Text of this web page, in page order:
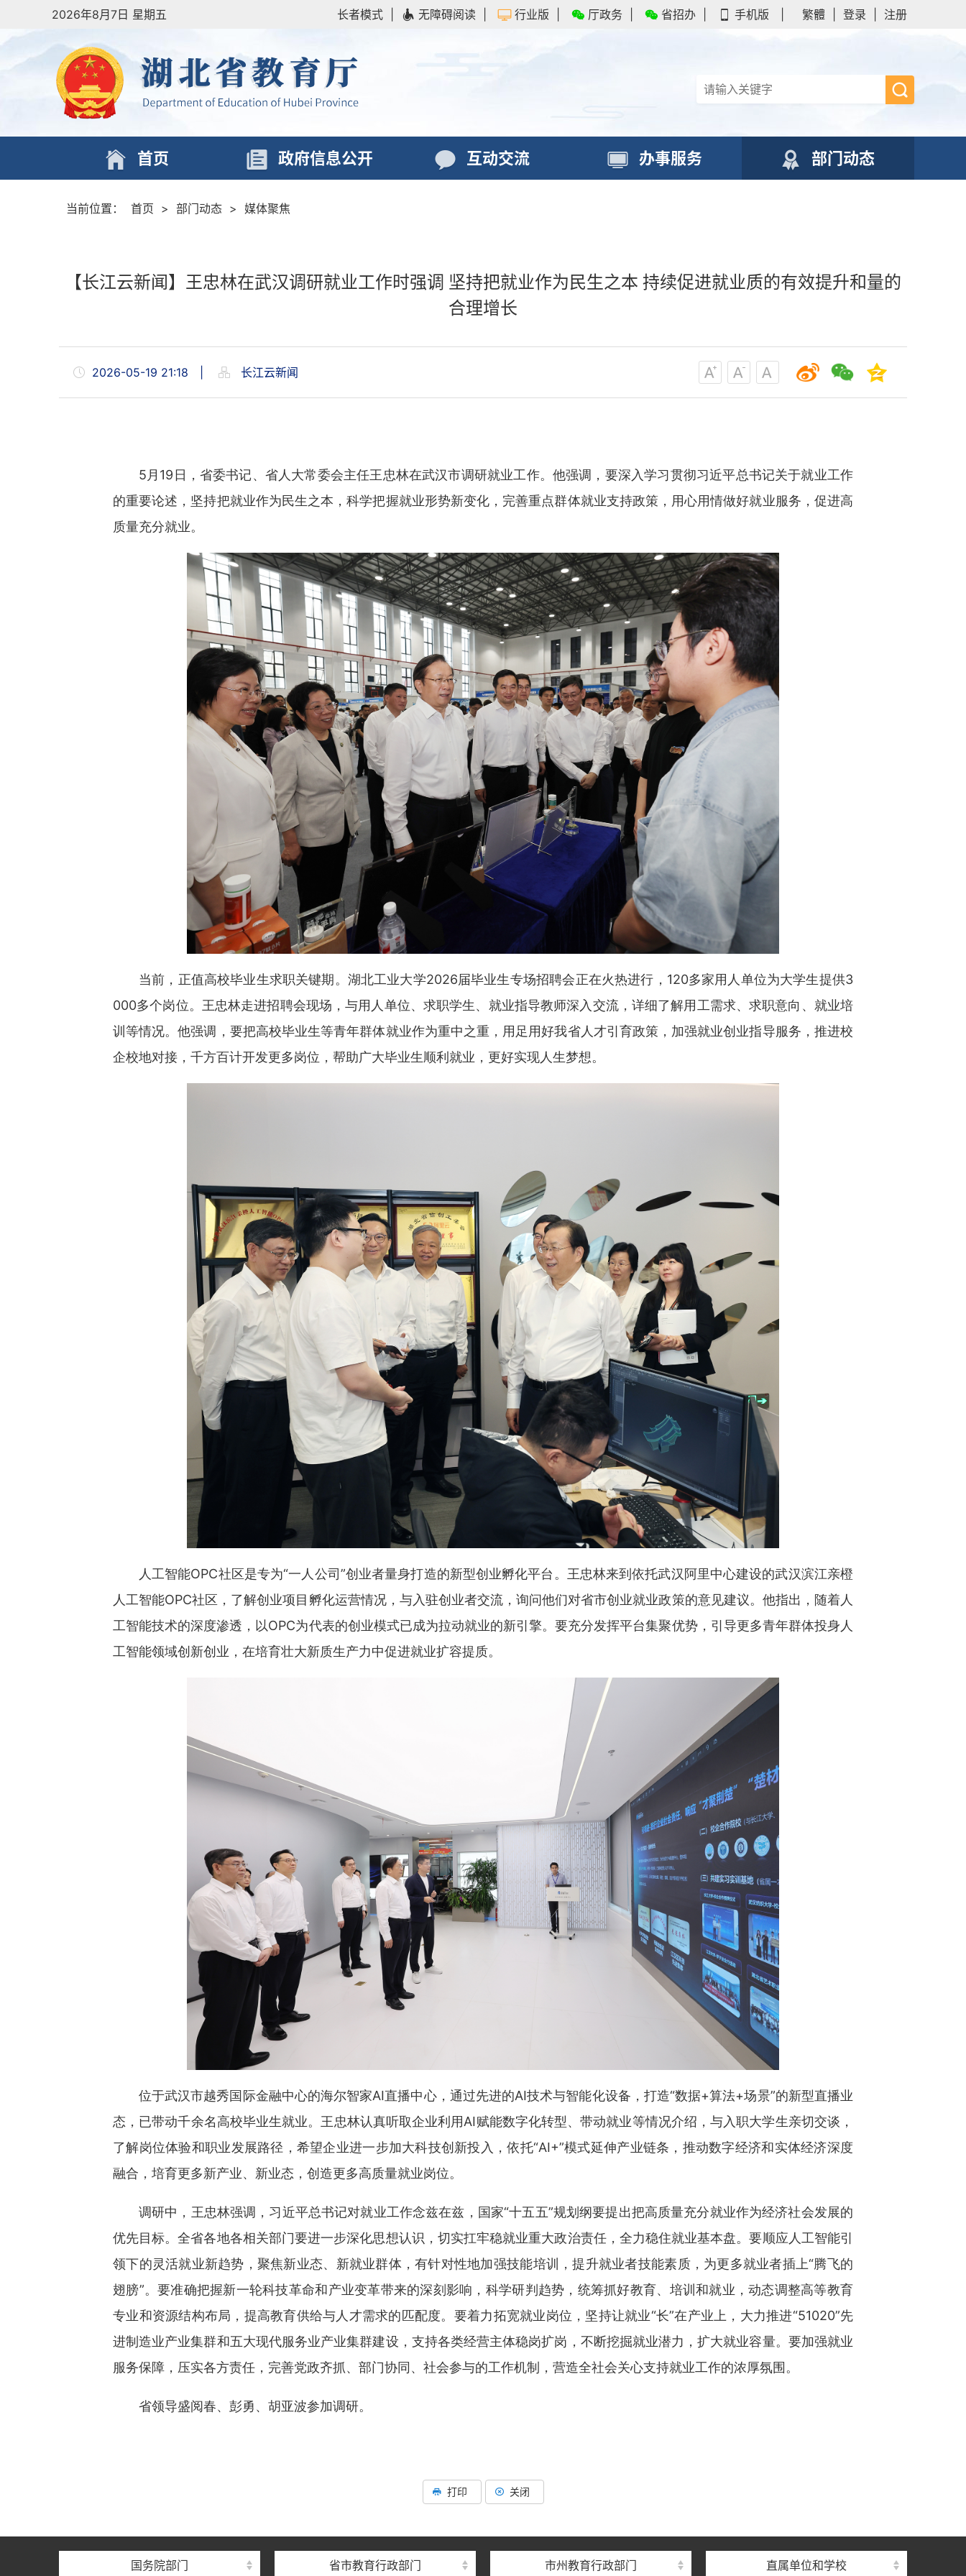
2026年8月7日 星期五 长者模式 无障碍阅读 行业版 厅政务 省招办 手机版 繁體 登录 注册
首页 政府信息公开 互动交流 办事服务 部门动态
当前位置： 首页 > 部门动态 > 媒体聚焦
【长江云新闻】王忠林在武汉调研就业工作时强调 坚持把就业作为民生之本 持续促进就业质的有效提升和量的
合理增长
2026-05-19 21:18 长江云新闻
5月19日，省委书记、省人大常委会主任王忠林在武汉市调研就业工作。他强调，要深入学习贯彻习近平总书记关于就业工作
的重要论述，坚持把就业作为民生之本，科学把握就业形势新变化，完善重点群体就业支持政策，用心用情做好就业服务，促进高
质量充分就业。
当前，正值高校毕业生求职关键期。湖北工业大学2026届毕业生专场招聘会正在火热进行，120多家用人单位为大学生提供3
000多个岗位。王忠林走进招聘会现场，与用人单位、求职学生、就业指导教师深入交流，详细了解用工需求、求职意向、就业培
训等情况。他强调，要把高校毕业生等青年群体就业作为重中之重，用足用好我省人才引育政策，加强就业创业指导服务，推进校
企校地对接，千方百计开发更多岗位，帮助广大毕业生顺利就业，更好实现人生梦想。
人工智能OPC社区‌是专为“一人公司”创业者量身打造的新型创业孵化平台。王忠林来到依托武汉阿里中心建设的武汉滨江亲橙
人工智能OPC社区，了解创业项目孵化运营情况，与入驻创业者交流，询问他们对省市创业就业政策的意见建议。他指出，随着人
工智能技术的深度渗透，以OPC为代表的创业模式已成为拉动就业的新引擎。要充分发挥平台集聚优势，引导更多青年群体投身人
工智能领域创新创业，在培育壮大新质生产力中促进就业扩容提质。
位于武汉市越秀国际金融中心的海尔智家AI直播中心‌，通过先进的AI技术与智能化设备，打造“数据+算法+场景”的新型直播业
态，已带动千余名高校毕业生就业。王忠林认真听取企业利用AI赋能数字化转型、带动就业等情况介绍，与入职大学生亲切交谈，
了解岗位体验和职业发展路径，希望企业进一步加大科技创新投入，依托“AI+”模式延伸产业链条，推动数字经济和实体经济深度
融合，培育更多新产业、新业态，创造更多高质量就业岗位。
调研中，王忠林强调，习近平总书记对就业工作念兹在兹，国家“十五五”规划纲要提出把高质量充分就业作为经济社会发展的
优先目标。全省各地各相关部门要进一步深化思想认识，切实扛牢稳就业重大政治责任，全力稳住就业基本盘。要顺应人工智能引
领下的灵活就业新趋势，聚焦新业态、新就业群体，有针对性地加强技能培训，提升就业者技能素质，为更多就业者插上“腾飞的
翅膀”。要准确把握新一轮科技革命和产业变革带来的深刻影响，科学研判趋势，统筹抓好教育、培训和就业，动态调整高等教育
专业和资源结构布局，提高教育供给与人才需求的匹配度。要着力拓宽就业岗位，坚持让就业“长”在产业上，大力推进“51020”先
进制造业产业集群和五大现代服务业产业集群建设，支持各类经营主体稳岗扩岗，不断挖掘就业潜力，扩大就业容量。要加强就业
服务保障，压实各方责任，完善党政齐抓、部门协同、社会参与的工作机制，营造全社会关心支持就业工作的浓厚氛围。
省领导盛阅春、彭勇、胡亚波参加调研。
打印 关闭
国务院部门 省市教育行政部门 市州教育行政部门 直属单位和学校